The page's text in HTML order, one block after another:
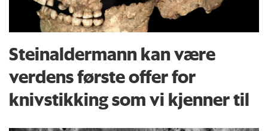
Steinaldermann kan være
verdens første offer for
knivstikking som vi kjenner til